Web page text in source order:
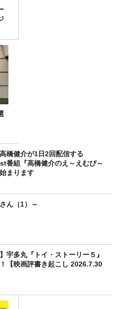
橋健介が1日2回配信する
番組『高橋健介のえ～えむぴ～
まります
ん（1）～
】宇多丸『トイ・ストーリー５』
【映画評書き起こし 2026.7.30